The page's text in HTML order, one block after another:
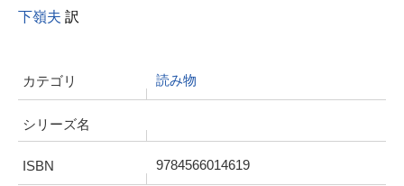
下嶺夫 訳
カテゴリ 読み物
シリーズ名
ISBN 9784566014619